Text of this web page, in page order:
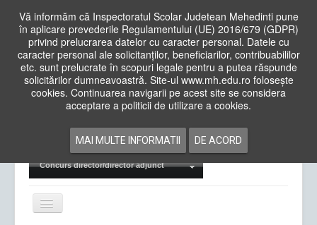
Vă informăm că Inspectoratul Scolar Judetean Mehedinti pune
în aplicare prevederile Regulamentului (UE) 2016/679 (GDPR)
privind prelucrarea datelor cu caracter personal. Datele cu
caracter personal ale solicitanților, beneficiarilor, contribuabililor
etc. sunt prelucrate în scopuri legale pentru a putea răspunde
solicitărilor dumneavoastră. Site-ul www.mh.edu.ro folosește
cookies. Continuarea navigarii pe acest site se considera
acceptare a politicii de utilizare a cookies.
MAI MULTE INFORMATII DE ACORD
Cauta
in
siteAcasa Cadre Didactice
Examene Naționale
Concurs director/director adjunct
Comută
navigarea